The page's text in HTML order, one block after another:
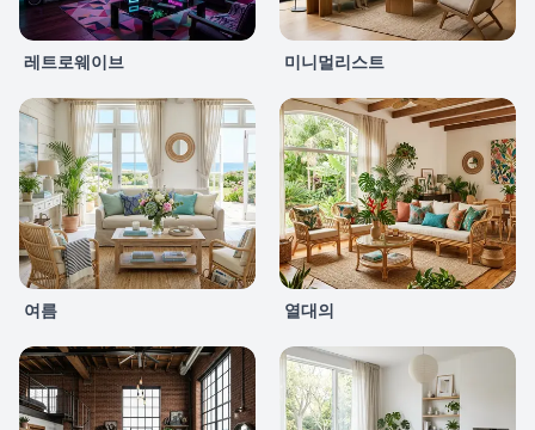
레트로웨이브 미니멀리스트
여름 열대의